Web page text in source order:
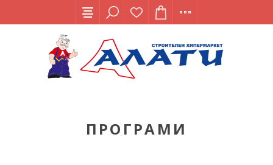
ПРОГРАМИ